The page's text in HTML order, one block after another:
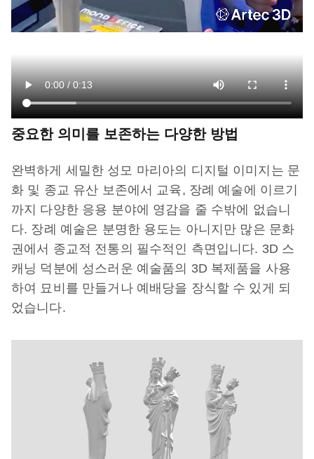
중요한 의미를 보존하는 다양한 방법
완벽하게 세밀한 성모 마리아의 디지털 이미지는 문
화 및 종교 유산 보존에서 교육, 장례 예술에 이르기
까지 다양한 응용 분야에 영감을 줄 수밖에 없습니
다. 장례 예술은 분명한 용도는 아니지만 많은 문화
권에서 종교적 전통의 필수적인 측면입니다. 3D 스
캐닝 덕분에 성스러운 예술품의 3D 복제품을 사용
하여 묘비를 만들거나 예배당을 장식할 수 있게 되
었습니다.